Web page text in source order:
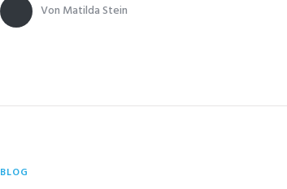
Von Matilda Stein
BLOG